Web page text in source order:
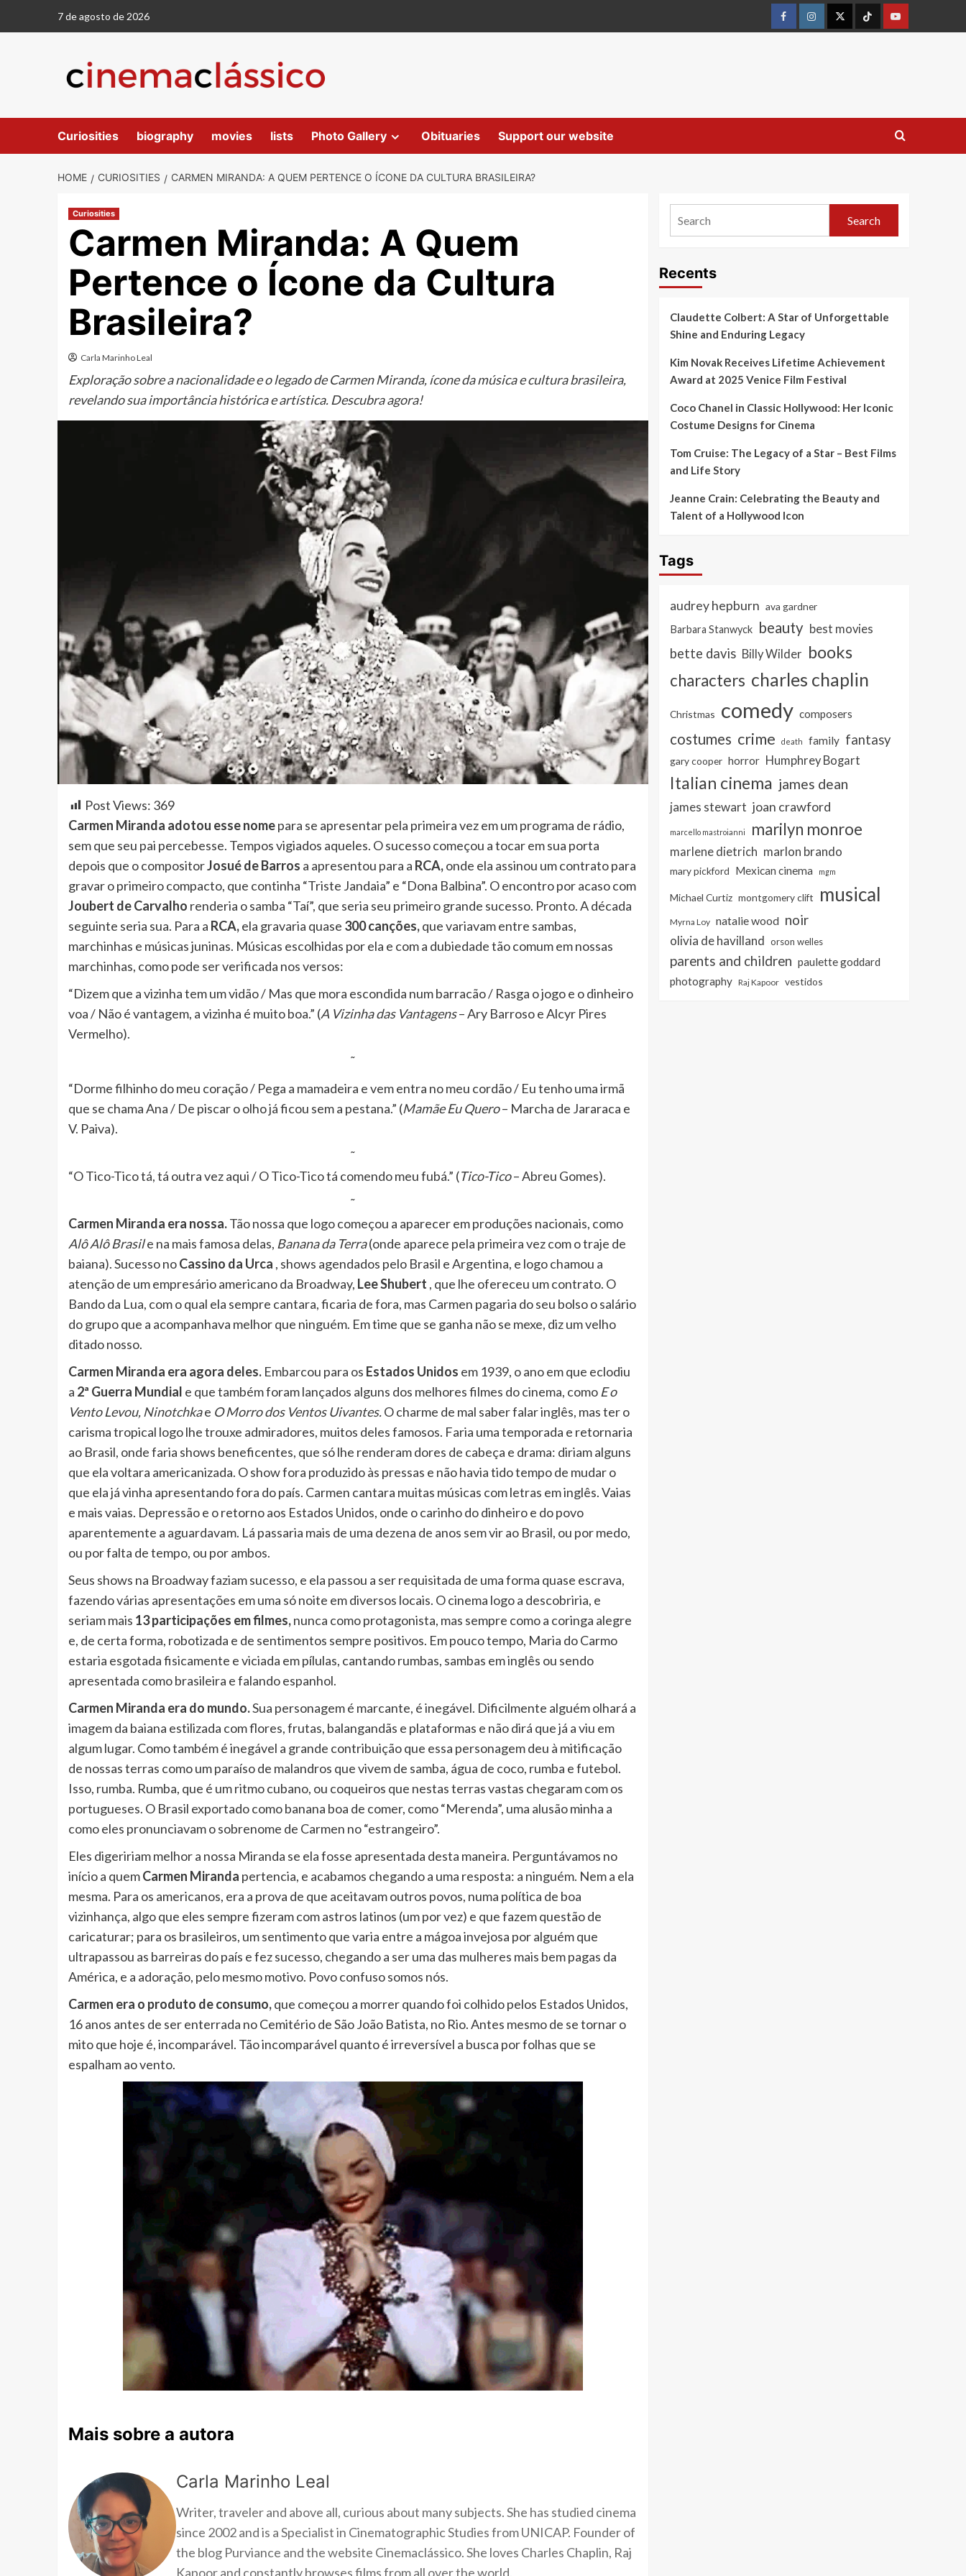
7 de agosto de 2026
Curiosities biography movies lists Photo Gallery Obituaries Support our website
HOME CURIOSITIES CARMEN MIRANDA: A QUEM PERTENCE O ÍCONE DA CULTURA BRASILEIRA?
Curiosities
Carmen Miranda: A Quem
Pertence o Ícone da Cultura
Brasileira?
Carla Marinho Leal
Exploração sobre a nacionalidade e o legado de Carmen Miranda, ícone da música e cultura brasileira,
revelando sua importância histórica e artística. Descubra agora!
Post Views: 369
Carmen Miranda adotou esse nomepara se apresentar pela primeira vez em um programa de rádio,
sem que seu pai percebesse. Tempos vigiados aqueles. O sucesso começou a tocar em sua porta
depois que o compositorJosué de Barros a apresentou para a RCA,onde ela assinou um contrato para
gravar o primeiro compacto, que continha “Triste Jandaia” e “Dona Balbina”. O encontro por acaso com
Joubert de Carvalho renderia o samba “Taí”, que seria seu primeiro grande sucesso. Pronto. A década
seguinte seria sua. Para a RCA,ela gravaria quase 300 canções,que variavam entre sambas,
marchinhas e músicas juninas. Músicas escolhidas por ela e com a dubiedade tão comum em nossas
marchinhas, como pode ser verificada nos versos:
“Dizem que a vizinha tem um vidão / Mas que mora escondida num barracão / Rasga o jogo e o dinheiro
voa / Não é vantagem, a vizinha é muito boa.” (A Vizinha das Vantagens– Ary Barroso e Alcyr Pires
Vermelho).
˜
“Dorme filhinho do meu coração / Pega a mamadeira e vem entra no meu cordão / Eu tenho uma irmã
que se chama Ana / De piscar o olho já ficou sem a pestana.” (Mamãe Eu Quero– Marcha de Jararaca e
V. Paiva).
˜
“O Tico-Tico tá, tá outra vez aqui / O Tico-Tico tá comendo meu fubá.” (Tico-Tico– Abreu Gomes).
˜
Carmen Miranda era nossa.Tão nossa que logo começou a aparecer em produções nacionais, como
Alô Alô Brasile na mais famosa delas, Banana da Terra(onde aparece pela primeira vez com o traje de
baiana). Sucesso noCassino da Urca , shows agendados pelo Brasil e Argentina, e logo chamou a
atenção de um empresário americano da Broadway, Lee Shubert , que lhe ofereceu um contrato. O
Bando da Lua, com o qual ela sempre cantara, ficaria de fora, mas Carmen pagaria do seu bolso o salário
do grupo que a acompanhava melhor que ninguém. Em time que se ganha não se mexe, diz um velho
ditado nosso.
Carmen Miranda era agora deles.Embarcou para os Estados Unidos em 1939, o ano em que eclodiu
a 2ª Guerra Mundial e que também foram lançados alguns dos melhores filmes do cinema, como E o
Vento Levou, Ninotchkae O Morro dos Ventos Uivantes.O charme de mal saber falar inglês, mas ter o
carisma tropical logo lhe trouxe admiradores, muitos deles famosos. Faria uma temporada e retornaria
ao Brasil, onde faria shows beneficentes, que só lhe renderam dores de cabeça e drama: diriam alguns
que ela voltara americanizada. O show fora produzido às pressas e não havia tido tempo de mudar o
que ela já vinha apresentando fora do país. Carmen cantara muitas músicas com letras em inglês. Vaias
e mais vaias. Depressão e o retorno aos Estados Unidos, onde o carinho do dinheiro e do povo
aparentemente a aguardavam. Lá passaria mais de uma dezena de anos sem vir ao Brasil, ou por medo,
ou por falta de tempo, ou por ambos.
Seus shows na Broadway faziam sucesso, e ela passou a ser requisitada de uma forma quase escrava,
fazendo várias apresentações em uma só noite em diversos locais. O cinema logo a descobriria, e
seriam mais 13 participações em filmes,nunca como protagonista, mas sempre como a coringa alegre
e, de certa forma, robotizada e de sentimentos sempre positivos. Em pouco tempo, Maria do Carmo
estaria esgotada fisicamente e viciada em pílulas, cantando rumbas, sambas em inglês ou sendo
apresentada como brasileira e falando espanhol.
Carmen Miranda era do mundo.Sua personagem é marcante, é inegável. Dificilmente alguém olhará a
imagem da baiana estilizada com flores, frutas, balangandãs e plataformas e não dirá que já a viu em
algum lugar. Como também é inegável a grande contribuição que essa personagem deu à mitificação
de nossas terras como um paraíso de malandros que vivem de samba, água de coco, rumba e futebol.
Isso, rumba. Rumba, que é um ritmo cubano, ou coqueiros que nestas terras vastas chegaram com os
portugueses. O Brasil exportado como banana boa de comer, como “Merenda”, uma alusão minha a
como eles pronunciavam o sobrenome de Carmen no “estrangeiro”.
Eles digeririam melhor a nossa Miranda se ela fosse apresentada desta maneira. Perguntávamos no
início a quemCarmen Miranda pertencia, e acabamos chegando a uma resposta: a ninguém. Nem a ela
mesma. Para os americanos, era a prova de que aceitavam outros povos, numa política de boa
vizinhança, algo que eles sempre fizeram com astros latinos (um por vez) e que fazem questão de
caricaturar; para os brasileiros, um sentimento que varia entre a mágoa invejosa por alguém que
ultrapassou as barreiras do país e fez sucesso, chegando a ser uma das mulheres mais bem pagas da
América, e a adoração, pelo mesmo motivo. Povo confuso somos nós.
Carmen era o produto de consumo,que começou a morrer quando foi colhido pelos Estados Unidos,
16 anos antes de ser enterrada no Cemitério de São João Batista, no Rio. Antes mesmo de se tornar o
mito que hoje é, incomparável. Tão incomparável quanto é irreversível a busca por folhas que se
espalham ao vento.
Mais sobre a autora
Carla Marinho Leal
Writer, traveler and above all, curious about many subjects. She has studied cinema
since 2002 and is a Specialist in Cinematographic Studies from UNICAP. Founder of
the blog Purviance and the website Cinemaclássico. She loves Charles Chaplin, Raj
Kapoor and constantly browses films from all over the world.
Search
Recents
Claudette Colbert: A Star of Unforgettable
Shine and Enduring Legacy
Kim Novak Receives Lifetime Achievement
Award at 2025 Venice Film Festival
Coco Chanel in Classic Hollywood: Her Iconic
Costume Designs for Cinema
Tom Cruise: The Legacy of a Star – Best Films
and Life Story
Jeanne Crain: Celebrating the Beauty and
Talent of a Hollywood Icon
Tags
audrey hepburn ava gardner
Barbara Stanwyck
beauty best movies
bette davis Billy Wilder books
characters charles chaplin
Christmas comedy composers
costumes crime death family fantasy
gary cooper horror Humphrey Bogart
Italian cinema james dean
james stewart joan crawford
marcello mastroianni marilyn monroe
marlene dietrich marlon brando
mary pickford Mexican cinema mgm
Michael Curtiz montgomery clift musical
Myrna Loy natalie wood noir
olivia de havilland orson welles
parents and children paulette goddard
photography Raj Kapoor vestidos